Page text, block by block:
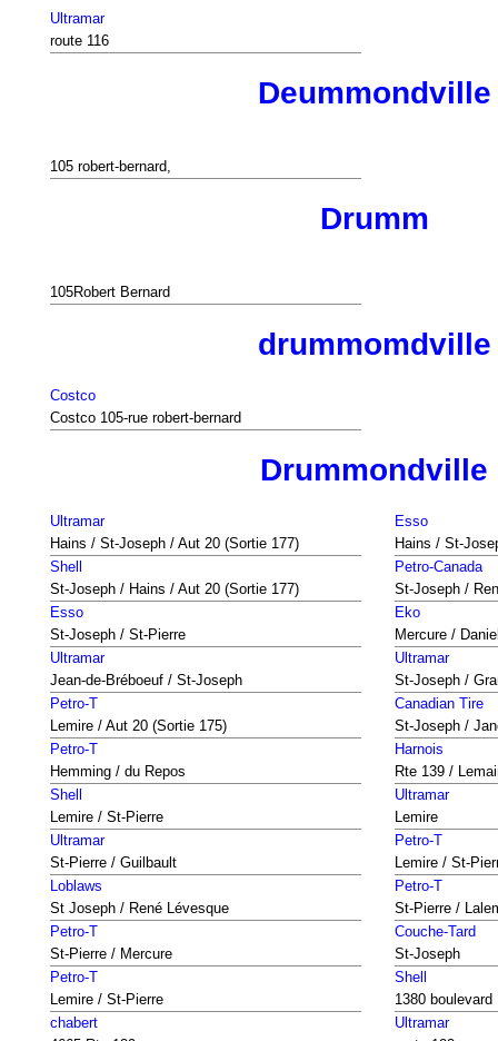
Ultramar
route 116
Deummondville
105 robert-bernard,
Drumm
105Robert Bernard
drummomdville
Costco
Costco 105-rue robert-bernard
Drummondville
Ultramar
Hains / St-Joseph / Aut 20 (Sortie 177)
Esso
Hains / St-
Shell
St-Joseph / Hains / Aut 20 (Sortie 177)
Petro-Canada
St-Joseph /
Esso
St-Joseph / St-Pierre
Eko
Mercure /
Ultramar
Jean-de-Bréboeuf / St-Joseph
Ultramar
St-Joseph /
Petro-T
Lemire / Aut 20 (Sortie 175)
Canadian Tire
St-Joseph /
Petro-T
Hemming / du Repos
Harnois
Rte 139 /
Shell
Lemire / St-Pierre
Ultramar
Lemire
Ultramar
St-Pierre / Guilbault
Petro-T
Lemire / St-
Loblaws
St Joseph / René Lévesque
Petro-T
St-Pierre /
Petro-T
St-Pierre / Mercure
Couche-Tard
St-Joseph
Petro-T
Lemire / St-Pierre
Shell
1380 boulevard
chabert
Ultramar